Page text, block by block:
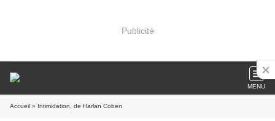
Publicité
MENU
Accueil » Intimidation, de Harlan Coben